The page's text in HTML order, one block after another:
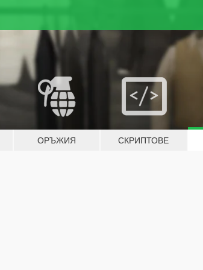
ОРЪЖИЯ СКРИПТОВЕ